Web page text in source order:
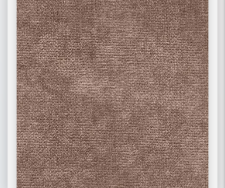
ПОДРОБНЕЕ